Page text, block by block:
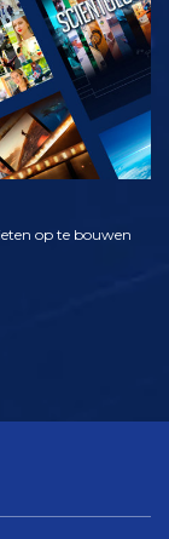
op te bouwen